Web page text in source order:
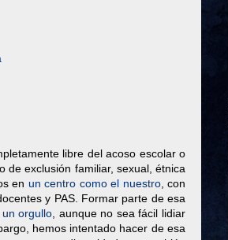
libre del acoso escolar o
de exclusión familiar, sexual, étnica
en un centro como el nuestro, con
y PAS. Formar parte de esa
un orgullo , aunque no sea fácil lidiar
hemos intentado hacer de esa